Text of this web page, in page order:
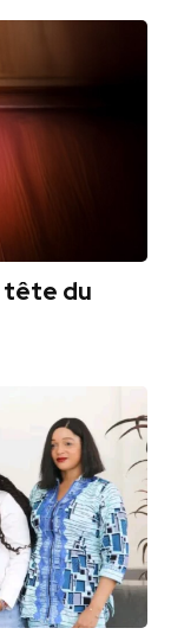
tête du